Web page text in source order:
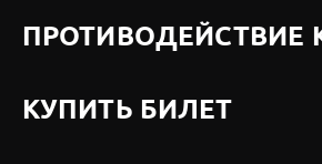
ПРОТИВОДЕЙСТВИЕ
КУПИТЬ БИЛЕТ